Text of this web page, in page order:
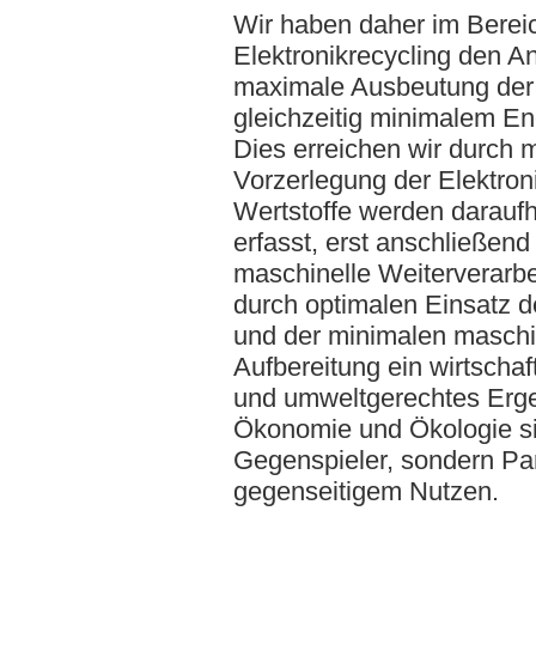
Wir haben daher im
Elektronikrecycling den
maximale Ausbeutung
gleichzeitig minimalem
Dies erreichen wir durch
Vorzerlegung der
Wertstoffe werden
erfasst, erst
maschinelle
durch optimalen Einsatz
und der minimalen
Aufbereitung ein
und umweltgerechtes
Ökonomie und Ökologie
Gegenspieler, sondern
gegenseitigem Nutzen.